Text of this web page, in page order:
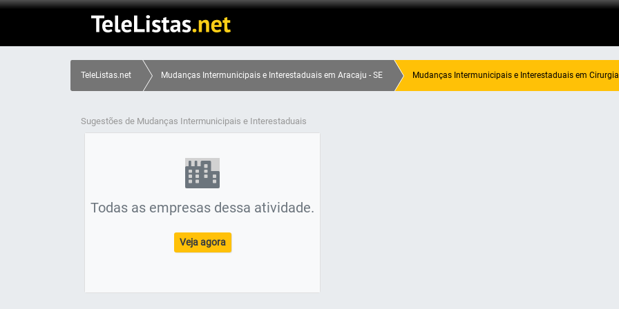
TeleListas.net Mudanças Intermunicipais e Interestaduais em Aracaju - SE Mudanças Intermunicipais e Interestaduais em
Sugestões de Mudanças Intermunicipais e Interestaduais
Todas as empresas dessa atividade.
Veja agora